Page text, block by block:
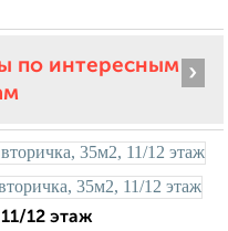
по интересным ›
12 этаж